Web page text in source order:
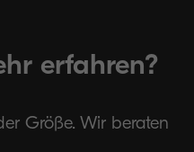
erfahren?
Größe. Wir beraten